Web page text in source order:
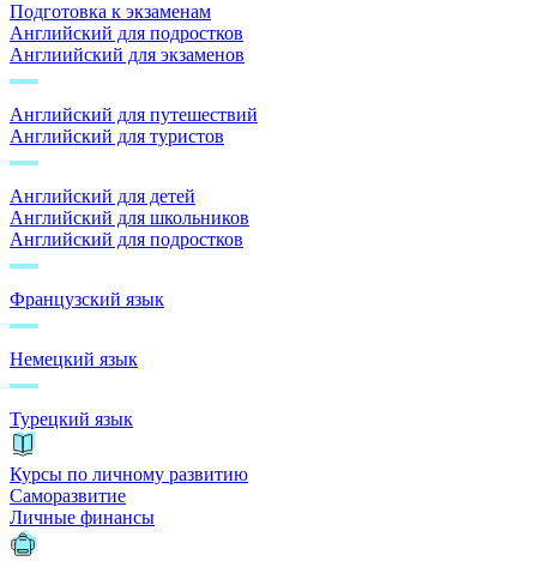
Подготовка к экзаменам
Английский для подростков
Англиийский для экзаменов
Английский для путешествий
Английский для туристов
Английский для детей
Английский для школьников
Английский для подростков
Французский язык
Немецкий язык
Турецкий язык
Курсы по личному развитию
Саморазвитие
Личные финансы